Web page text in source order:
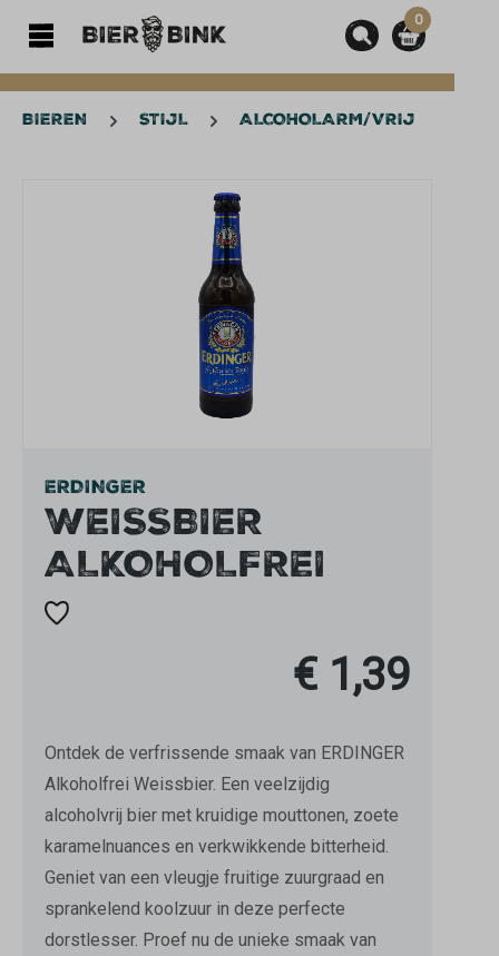
0
BIEREN STIJL ALCOHOLARM/VRIJ
Afbeeldingengalerij overslaan
ERDINGER
WEISSBIER
ALKOHOLFREI
€ 1,39
Ontdek de verfrissende smaak van ERDINGER
Alkoholfrei Weissbier. Een veelzijdig
alcoholvrij bier met kruidige mouttonen, zoete
karamelnuances en verkwikkende bitterheid.
Geniet van een vleugje fruitige zuurgraad en
sprankelend koolzuur in deze perfecte
dorstlesser. Proef nu de unieke smaak van